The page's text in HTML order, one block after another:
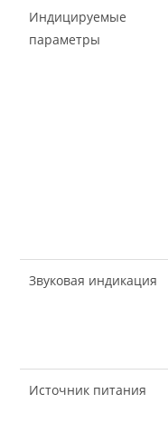
Индицируемые
параметры
Звуковая индикация
Источник питания